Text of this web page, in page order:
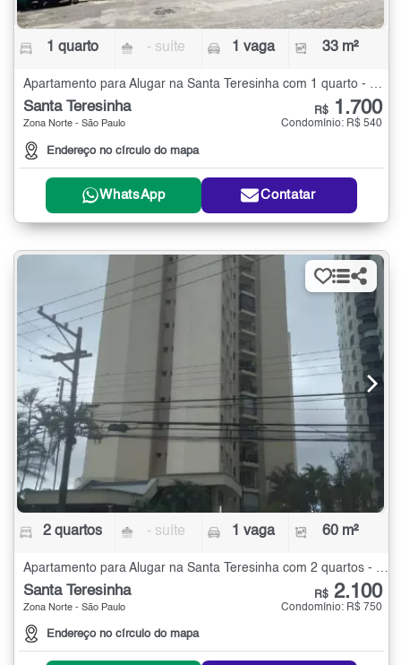
1 quarto - suíte 1 vaga 33 m²
Apartamento para Alugar na Santa Teresinha com 1 quarto - 33 m²
Santa Teresinha
Zona Norte - São Paulo
Endereço no círculo do mapa
R$ 1.700
Condomínio: R$ 540
WhatsApp Contatar
2 quartos - suíte 1 vaga 60 m²
Santa Teresinha
Zona Norte - São Paulo
Endereço no círculo do mapa
R$ 2.100
Condomínio: R$ 750